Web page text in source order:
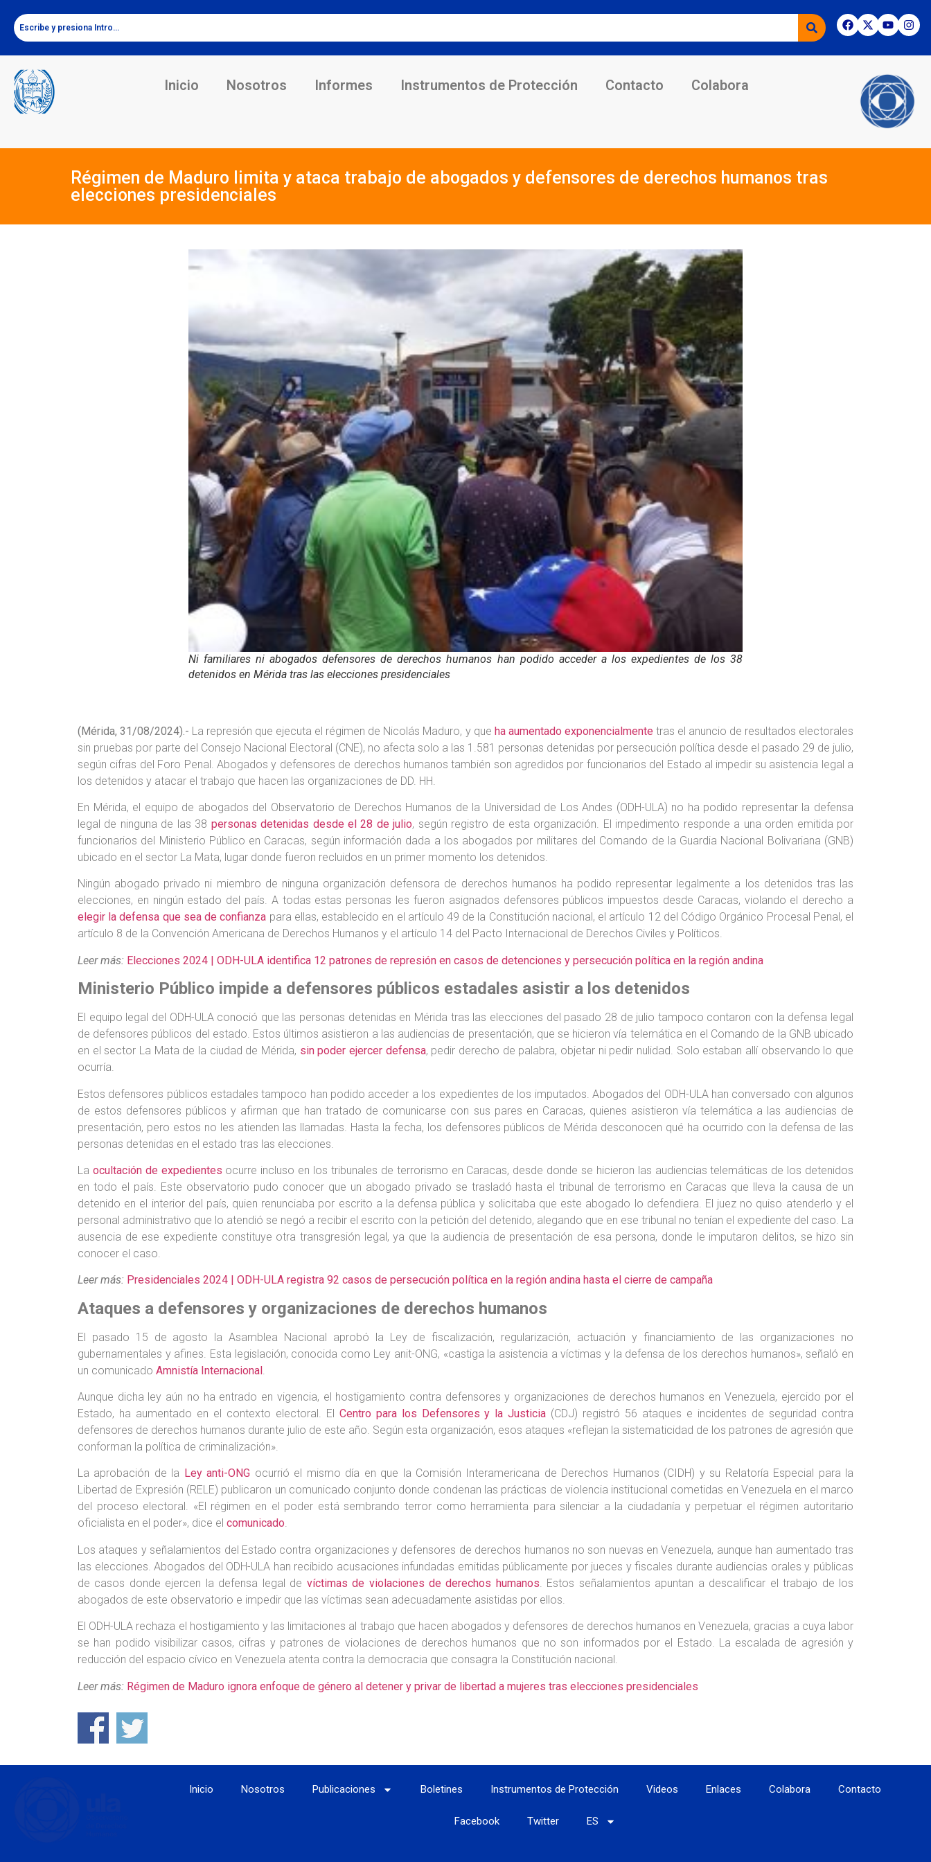
Inicio Nosotros Informes Instrumentos de Protección Contacto Colabora
Régimen de Maduro limita y ataca trabajo de abogados y defensores de derechos humanos tras
elecciones presidenciales
Ni familiares ni abogados defensores de derechos humanos han podido acceder a los expedientes de los 38
detenidos en Mérida tras las elecciones presidenciales
(Mérida, 31/08/2024).- La represión que ejecuta el régimen de Nicolás Maduro, y que ha aumentado exponencialmente tras el anuncio de resultados electorales
sin pruebas por parte del Consejo Nacional Electoral (CNE), no afecta solo a las 1.581 personas detenidas por persecución política desde el pasado 29 de julio,
según cifras del Foro Penal. Abogados y defensores de derechos humanos también son agredidos por funcionarios del Estado al impedir su asistencia legal a
los detenidos y atacar el trabajo que hacen las organizaciones de DD. HH.
En Mérida, el equipo de abogados del Observatorio de Derechos Humanos de la Universidad de Los Andes (ODH-ULA) no ha podido representar la defensa
legal de ninguna de las 38 personas detenidas desde el 28 de julio, según registro de esta organización. El impedimento responde a una orden emitida por
funcionarios del Ministerio Público en Caracas, según información dada a los abogados por militares del Comando de la Guardia Nacional Bolivariana (GNB)
ubicado en el sector La Mata, lugar donde fueron recluidos en un primer momento los detenidos.
Ningún abogado privado ni miembro de ninguna organización defensora de derechos humanos ha podido representar legalmente a los detenidos tras las
elecciones, en ningún estado del país. A todas estas personas les fueron asignados defensores públicos impuestos desde Caracas, violando el derecho a
elegir la defensa que sea de confianza para ellas, establecido en el artículo 49 de la Constitución nacional, el artículo 12 del Código Orgánico Procesal Penal, el
artículo 8 de la Convención Americana de Derechos Humanos y el artículo 14 del Pacto Internacional de Derechos Civiles y Políticos.
Leer más: Elecciones 2024 | ODH-ULA identifica 12 patrones de represión en casos de detenciones y persecución política en la región andina
Ministerio Público impide a defensores públicos estadales asistir a los detenidos
El equipo legal del ODH-ULA conoció que las personas detenidas en Mérida tras las elecciones del pasado 28 de julio tampoco contaron con la defensa legal
de defensores públicos del estado. Estos últimos asistieron a las audiencias de presentación, que se hicieron vía telemática en el Comando de la GNB ubicado
en el sector La Mata de la ciudad de Mérida, sin poder ejercer defensa, pedir derecho de palabra, objetar ni pedir nulidad. Solo estaban allí observando lo que
ocurría.
Estos defensores públicos estadales tampoco han podido acceder a los expedientes de los imputados. Abogados del ODH-ULA han conversado con algunos
de estos defensores públicos y afirman que han tratado de comunicarse con sus pares en Caracas, quienes asistieron vía telemática a las audiencias de
presentación, pero estos no les atienden las llamadas. Hasta la fecha, los defensores públicos de Mérida desconocen qué ha ocurrido con la defensa de las
personas detenidas en el estado tras las elecciones.
La ocultación de expedientes ocurre incluso en los tribunales de terrorismo en Caracas, desde donde se hicieron las audiencias telemáticas de los detenidos
en todo el país. Este observatorio pudo conocer que un abogado privado se trasladó hasta el tribunal de terrorismo en Caracas que lleva la causa de un
detenido en el interior del país, quien renunciaba por escrito a la defensa pública y solicitaba que este abogado lo defendiera. El juez no quiso atenderlo y el
personal administrativo que lo atendió se negó a recibir el escrito con la petición del detenido, alegando que en ese tribunal no tenían el expediente del caso. La
ausencia de ese expediente constituye otra transgresión legal, ya que la audiencia de presentación de esa persona, donde le imputaron delitos, se hizo sin
conocer el caso.
Leer más: Presidenciales 2024 | ODH-ULA registra 92 casos de persecución política en la región andina hasta el cierre de campaña
Ataques a defensores y organizaciones de derechos humanos
El pasado 15 de agosto la Asamblea Nacional aprobó la Ley de fiscalización, regularización, actuación y financiamiento de las organizaciones no
gubernamentales y afines. Esta legislación, conocida como Ley anit-ONG, «castiga la asistencia a víctimas y la defensa de los derechos humanos», señaló en
un comunicado Amnistía Internacional
Aunque dicha ley aún no ha entrado en vigencia, el hostigamiento contra defensores y organizaciones de derechos humanos en Venezuela, ejercido por el
Estado, ha aumentado en el contexto electoral. El Centro para los Defensores y la Justicia (CDJ) registró 56 ataques e incidentes de seguridad contra
defensores de derechos humanos durante julio de este año. Según esta organización, esos ataques «reflejan la sistematicidad de los patrones de agresión que
conforman la política de criminalización».
La aprobación de la Ley anti-ONG ocurrió el mismo día en que la Comisión Interamericana de Derechos Humanos (CIDH) y su Relatoría Especial para la
Libertad de Expresión (RELE) publicaron un comunicado conjunto donde condenan las prácticas de violencia institucional cometidas en Venezuela en el marco
del proceso electoral. «El régimen en el poder está sembrando terror como herramienta para silenciar a la ciudadanía y perpetuar el régimen autoritario
oficialista en el poder», dice el comunicado.
Los ataques y señalamientos del Estado contra organizaciones y defensores de derechos humanos no son nuevas en Venezuela, aunque han aumentado tras
las elecciones. Abogados del ODH-ULA han recibido acusaciones infundadas emitidas públicamente por jueces y fiscales durante audiencias orales y públicas
de casos donde ejercen la defensa legal de víctimas de violaciones de derechos humanos. Estos señalamientos apuntan a descalificar el trabajo de los
abogados de este observatorio e impedir que las víctimas sean adecuadamente asistidas por ellos.
El ODH-ULA rechaza el hostigamiento y las limitaciones al trabajo que hacen abogados y defensores de derechos humanos en Venezuela, gracias a cuya labor
se han podido visibilizar casos, cifras y patrones de violaciones de derechos humanos que no son informados por el Estado. La escalada de agresión y
reducción del espacio cívico en Venezuela atenta contra la democracia que consagra la Constitución nacional.
Leer más: Régimen de Maduro ignora enfoque de género al detener y privar de libertad a mujeres tras elecciones presidenciales
Inicio Nosotros Publicaciones Boletines Instrumentos de Protección Videos Enlaces Colabora Contacto
Facebook Twitter ES